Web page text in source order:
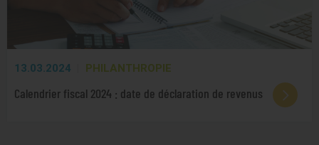
13.03.2024 PHILANTHROPIE
Calendrier fiscal 2024 : date de déclaration de revenus